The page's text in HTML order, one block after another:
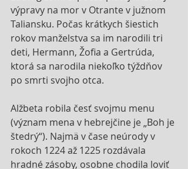
výpravy na mor v Otrante v južnom
Taliansku. Počas krátkych šiestich
rokov manželstva sa im narodili tri
deti, Hermann, Žofia a Gertrúda,
ktorá sa narodila niekoľko týždňov
po smrti svojho otca.
Alžbeta robila česť svojmu menu
(význam mena v hebrejčine je „Boh je
štedrý“). Najmä v čase neúrody v
rokoch 1224 až 1225 rozdávala
hradné zásoby, osobne chodila loviť